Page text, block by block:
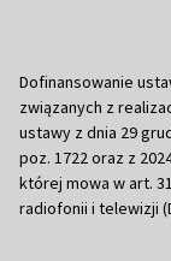
Dofinansowanie
związanych z
ustawy z dnia 29
poz. 1722 oraz z
której mowa w art.
radiofonii i telewizji